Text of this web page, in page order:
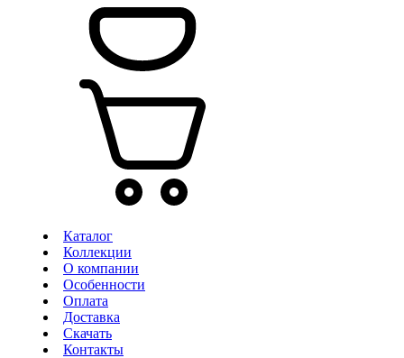
Каталог
Коллекции
О компании
Особенности
Оплата
Доставка
Скачать
Контакты